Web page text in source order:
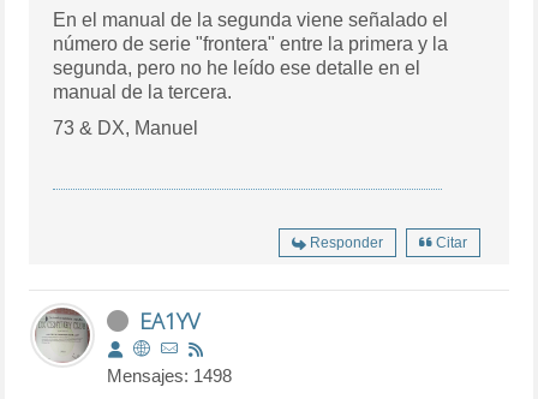
En el manual de la segunda viene señalado el
número de serie "frontera" entre la primera y la
segunda, pero no he leído ese detalle en el
manual de la tercera.
73 & DX, Manuel
Responder Citar
EA1YV
Mensajes: 1498